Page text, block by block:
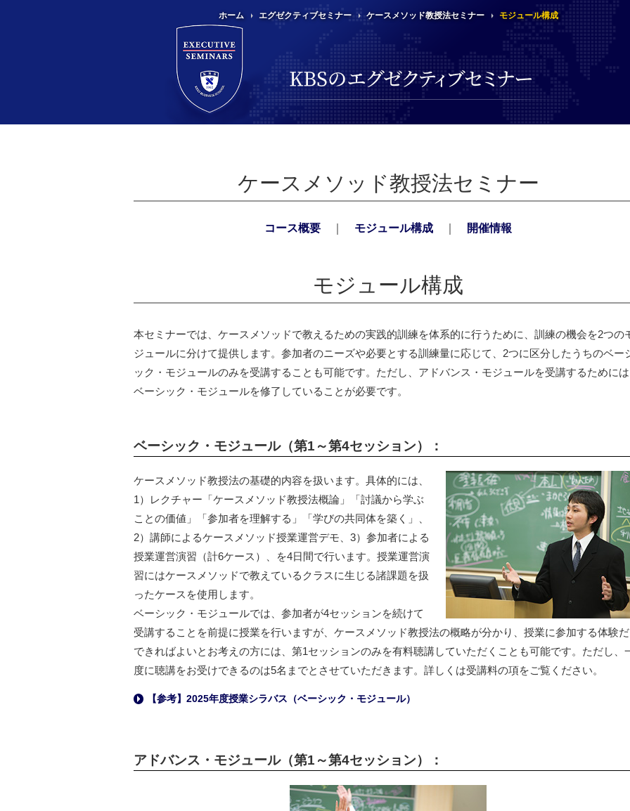
ホーム エグゼクティブセミナー ケースメソッド教授法セミナー モジュール構成
ケースメソッド教授法セミナー
コース概要 モジュール構成 開催情報
モジュール構成
本セミナーでは、ケースメソッドで教えるための実践的訓練を体系的に行うために、訓練の機会を2つの
ジュールに分けて提供します。参加者のニーズや必要とする訓練量に応じて、2つに区分したうちのベー
ック・モジュールのみを受講することも可能です。ただし、アドバンス・モジュールを受講するために
ベーシック・モジュールを修了していることが必要です。
ベーシック・モジュール（第1～第4セッション）：
ケースメソッド教授法の基礎的内容を扱います。具体的には、
1）レクチャー「ケースメソッド教授法概論」「討議から学ぶ
ことの価値」「参加者を理解する」「学びの共同体を築く」、
2）講師によるケースメソッド授業運営デモ、3）参加者による
授業運営演習（計6ケース）、を4日間で行います。授業運営演
習にはケースメソッドで教えているクラスに生じる諸課題を扱
ったケースを使用します。
ベーシック・モジュールでは、参加者が4セッションを続けて
受講することを前提に授業を行いますが、ケースメソッド教授法の概略が分かり、授業に参加する体験
できればよいとお考えの方には、第1セッションのみを有料聴講していただくことも可能です。ただし、
度に聴講をお受けできるのは5名までとさせていただきます。詳しくは受講料の項をご覧ください。
【参考】2025年度授業シラバス（ベーシック・モジュール）
アドバンス・モジュール（第1～第4セッション）：
施
受
各